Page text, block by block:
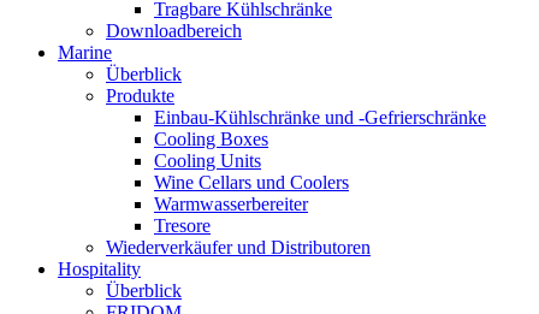
Tragbare Kühlschränke
Downloadbereich
Marine
Überblick
Produkte
Einbau-Kühlschränke und -Gefrierschränke
Cooling Boxes
Cooling Units
Wine Cellars und Coolers
Warmwasserbereiter
Tresore
Wiederverkäufer und Distributoren
Hospitality
Überblick